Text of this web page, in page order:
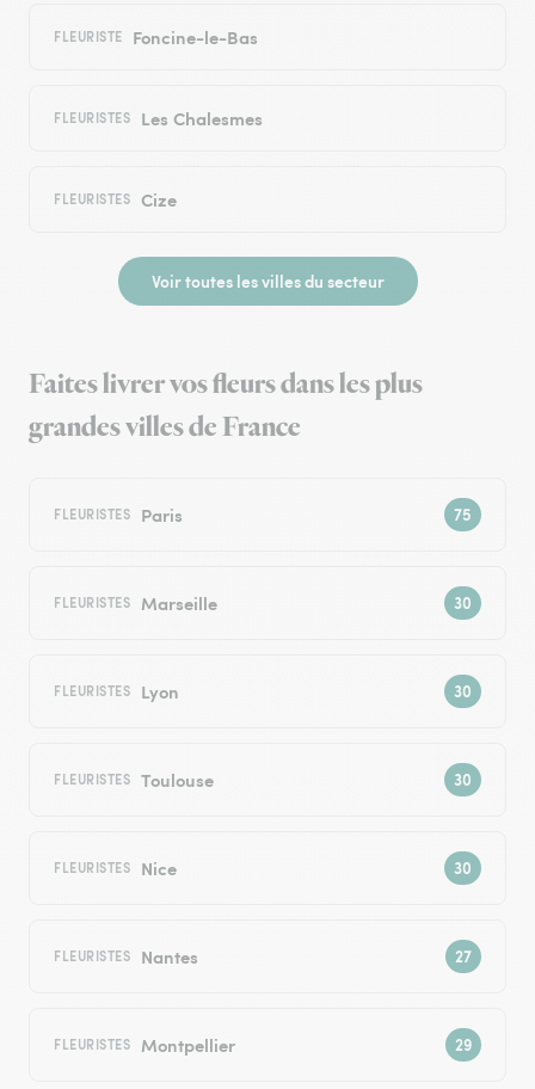
FLEURISTE Foncine-le-Bas
FLEURISTES Les Chalesmes
FLEURISTES Cize
Voir toutes les villes du secteur
Faites livrer vos fleurs dans les plus
grandes villes de France
FLEURISTES Paris
FLEURISTES Marseille
FLEURISTES Lyon
FLEURISTES Toulouse
FLEURISTES Nice
FLEURISTES Nantes
FLEURISTES Montpellier